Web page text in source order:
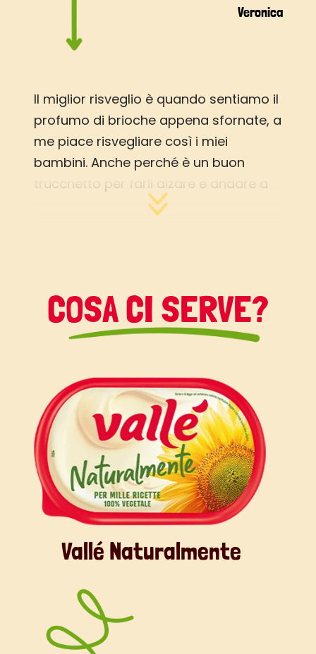
Veronica
Il miglior risveglio è quando sentiamo il
profumo di brioche appena sfornate, a
me piace risvegliare così i miei
bambini. Anche perché è un buon
trucchetto per farli alzare e andare a
scuola con una buona colazione. Con
Buoni dolci da Veronica e da Vallé ♥
COSA CI SERVE?
Vallé Naturalmente